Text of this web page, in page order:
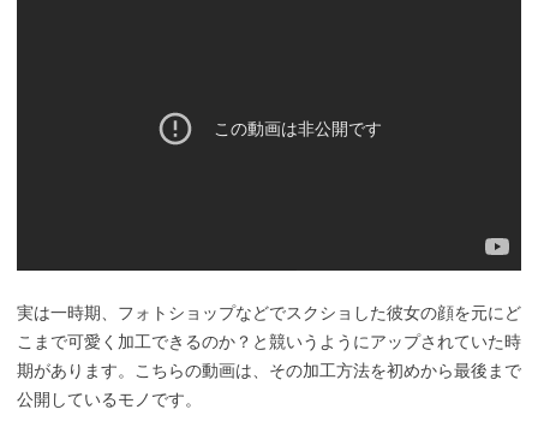
実は一時期、フォトショップなどでスクショした彼女の顔を元にど
こまで可愛く加工できるのか？と競いうようにアップされていた時
期があります。こちらの動画は、その加工方法を初めから最後まで
公開しているモノです。